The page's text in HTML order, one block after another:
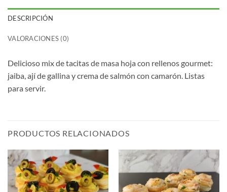
DESCRIPCIÓN
VALORACIONES (0)
Delicioso mix de tacitas de masa hoja con rellenos gourmet:
jaiba, ají de gallina y crema de salmón con camarón. Listas
para servir.
PRODUCTOS RELACIONADOS